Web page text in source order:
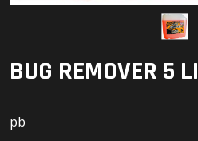
Faros
LED
BUG REMOVER 5
pb